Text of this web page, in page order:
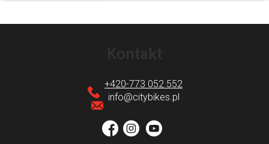
info@citybikes.pl
+420-773 052 552